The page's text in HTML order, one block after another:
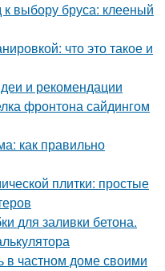
выбору бруса: клееный
что это такое и
и рекомендации
фронтона сайдингом
как правильно
плитки: простые
для заливки бетона.
в частном доме своими